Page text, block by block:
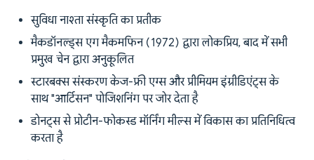
सुविधा नाश्ता संस्कृति का प्रतीक
मैकडॉनल्ड्स एग मैकमफिन (1972) द्वारा लोकप्रिय, बाद में सभी
प्रमुख चेन द्वारा अनुकूलित
स्टारबक्स संस्करण केज-फ्री एग्स और प्रीमियम इंग्रीडिएंट्स के
साथ "आर्टिसन" पोजिशनिंग पर जोर देता है
डोनट्स से प्रोटीन-फोकस्ड मॉर्निंग मील्स में विकास का प्रतिनिधित्व
करता है